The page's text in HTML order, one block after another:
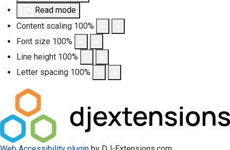
Read mode
Content scaling 100%
Font size 100%
Line height 100%
Letter spacing 100%